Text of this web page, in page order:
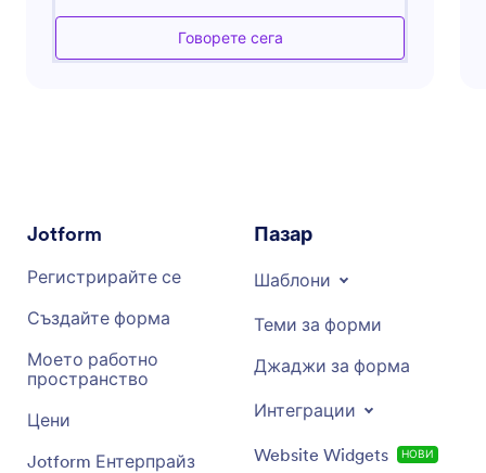
програми ефективно. Може да съдейства с
график, управление на ресурсите,
иновативни решения, асистентът овластява
организациите да оптимизират своите
обучителни инициативи.
Говорете сега
Jotform
Регистрирайте се
Създайте форма
Моето работно
пространство
Цени
Jotform Ентерпрайз
Пазар
Шаблони
Теми за форми
Джаджи за форма
Интеграции
Website Widgets НОВИ